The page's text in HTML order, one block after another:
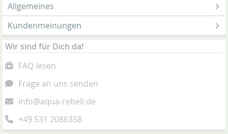
Allgemeines
Kundenmeinungen
Wir sind für Dich da!
FAQ lesen
Frage an uns senden
info@aqua-rebell.de
+49 531 2086358